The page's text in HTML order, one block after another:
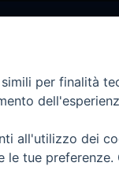
per finalità
all'utilizzo dei
le tue